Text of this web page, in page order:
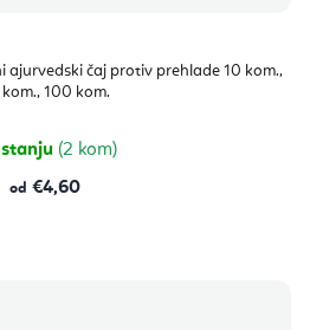
ajurvedski čaj protiv prehlade 10 kom.,
100 kom.
(2 kom)
od €4,60